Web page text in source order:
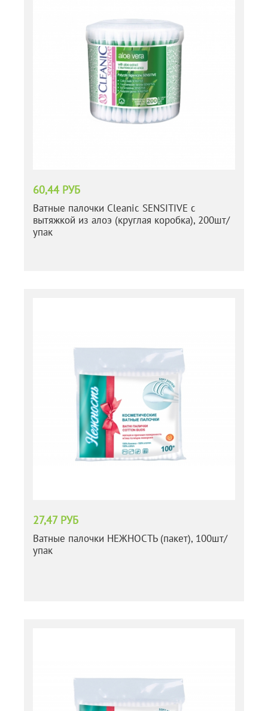
60,44 РУБ
Ватные палочки Cleanic SENSITIVE с
вытяжкой из алоэ (круглая коробка), 200шт/
упак
27,47 РУБ
Ватные палочки НЕЖНОСТЬ (пакет), 100шт/
упак